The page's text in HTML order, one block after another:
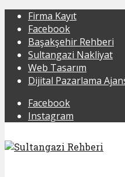
Firma Kayıt
Facebook
Başakşehir Rehberi
Sultangazi Nakliyat
Web Tasarım
Dijital Pazarlama
Facebook
Instagram